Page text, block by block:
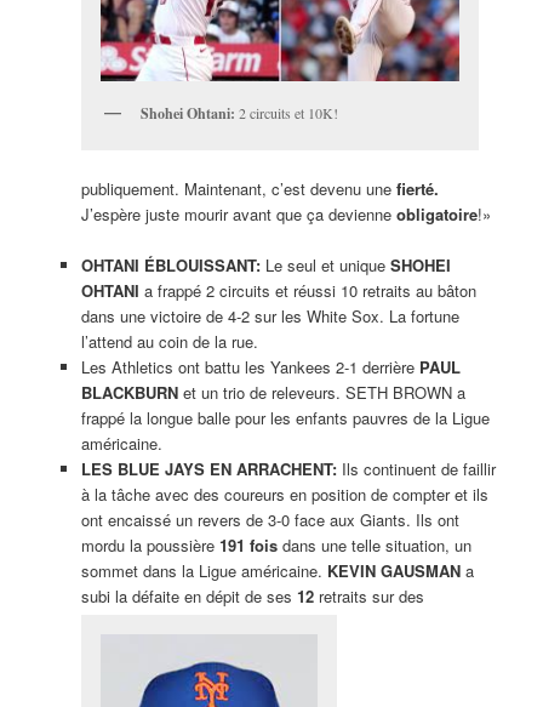
Shohei Ohtani: 2 circuits et 10K!
publiquement. Maintenant, c’est devenu une fierté.
J’espère juste mourir avant que ça devienne obligatoire!»
OHTANI ÉBLOUISSANT: Le seul et unique SHOHEI
OHTANI a frappé 2 circuits et réussi 10 retraits au bâton
dans une victoire de 4-2 sur les White Sox. La fortune
l’attend au coin de la rue.
Les Athletics ont battu les Yankees 2-1 derrière PAUL
BLACKBURNet un trio de releveurs. SETH BROWN a
frappé la longue balle pour les enfants pauvres de la Ligue
américaine.
LES BLUE JAYS EN ARRACHENT: Ils continuent de faillir
à la tâche avec des coureurs en position de compter et ils
ont encaissé un revers de 3-0 face aux Giants. Ils ont
mordu la poussière 191 foisdans une telle situation, un
sommet dans la Ligue américaine. KEVIN GAUSMANa
subi la défaite en dépit de ses 12retraits sur des